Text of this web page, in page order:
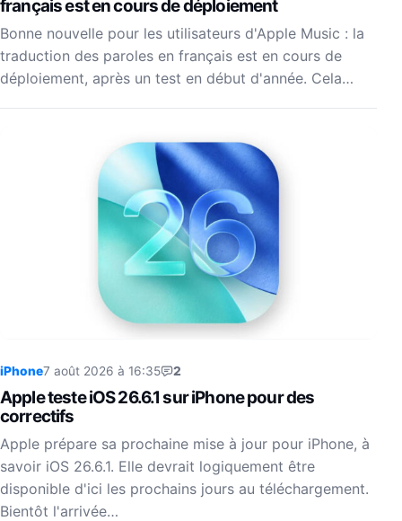
français est en cours de déploiement
Bonne nouvelle pour les utilisateurs d'Apple Music : la
traduction des paroles en français est en cours de
déploiement, après un test en début d'année. Cela…
iPhone7 août 2026 à 16:35 2
Apple teste iOS 26.6.1 sur iPhone pour des
correctifs
Apple prépare sa prochaine mise à jour pour iPhone, à
savoir iOS 26.6.1. Elle devrait logiquement être
disponible d'ici les prochains jours au téléchargement.
Bientôt l'arrivée…